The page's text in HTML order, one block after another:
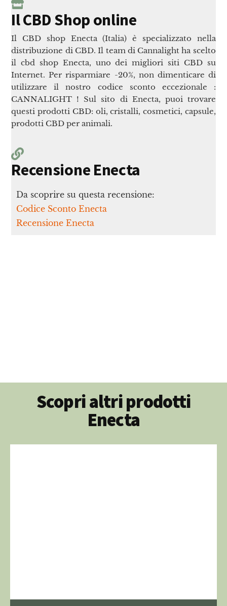
Il CBD Shop online
Il CBD shop Enecta (Italia) è specializzato nella
distribuzione di CBD. Il team di Cannalight ha scelto
il cbd shop Enecta, uno dei migliori siti CBD su
Internet. Per risparmiare -20%, non dimenticare di
utilizzare il nostro codice sconto eccezionale :
CANNALIGHT ! Sul sito di Enecta, puoi trovare
questi prodotti CBD: oli, cristalli, cosmetici, capsule,
prodotti CBD per animali.
Recensione Enecta
Da scoprire su questa recensione:
Codice Sconto Enecta
Recensione Enecta
Scopri altri prodotti
Enecta